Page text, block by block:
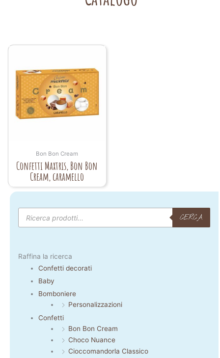
Bon Bon Cream
Confetti Maxtris, Bon Bon
Cream, caramello
Products
search
CERCA
Raffina la ricerca
Confetti decorati
Baby
Bomboniere
Personalizzazioni
Confetti
Bon Bon Cream
Choco Nuance
Cioccomandorla Classico